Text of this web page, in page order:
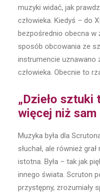
muzyki widać, jak
człowieka. Kiedyś – do
bezpośrednio obecna w
sposób obcowania ze
instrumencie uznawano
człowieka. Obecnie to
„Dzieło
więcej niż sam
Muzyka była dla
słuchał, ale również
istotna. Była – tak jak
innego świata. Scruton
przystępny, zrozumiały